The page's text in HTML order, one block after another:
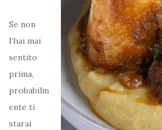
Se non
l’hai mai
sentito
prima,
probabilm
ente ti
starai